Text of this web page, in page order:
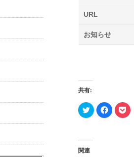
URL
お知らせ
共有:
ク
リ
Twitter
Facebook
で
ク
リ
関連